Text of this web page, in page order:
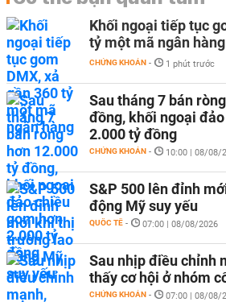
Khối ngoại tiếp tục
tỷ một mã ngân hàng
CHỨNG KHOÁN - 1 phút trước
Sau tháng 7 bán
đồng, khối ngoại
2.000 tỷ đồng
CHỨNG KHOÁN - 10:00 | 08/08/
S&P 500 lên đỉnh
động Mỹ suy yếu
QUỐC TẾ - 07:00 | 08/08/2026
Sau nhịp điều chỉnh
thấy cơ hội ở nhóm
CHỨNG KHOÁN - 07:00 | 08/08/